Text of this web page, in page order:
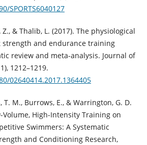
SPORTS6040127
& Thalib, L. (2017). The physiological
and endurance training
review and meta-analysis. Journal of
1212–1219.
02640414.2017.1364405
T. M., Burrows, E., & Warrington, G. D.
Volume, High-Intensity Training on
Swimmers: A Systematic
and Conditioning Research,